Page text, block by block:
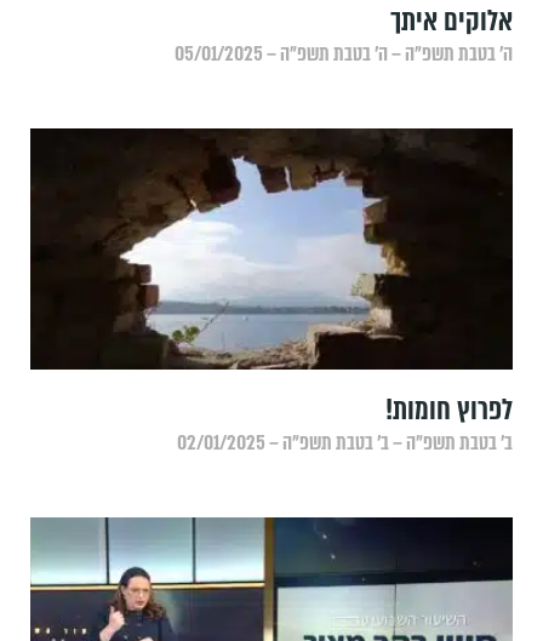
אלוקים איתך
ה׳ בטבת תשפ״ה – ה׳ בטבת תשפ״ה – 05/01/2025
לפרוץ חומות!
ב׳ בטבת תשפ״ה – ב׳ בטבת תשפ״ה – 02/01/2025